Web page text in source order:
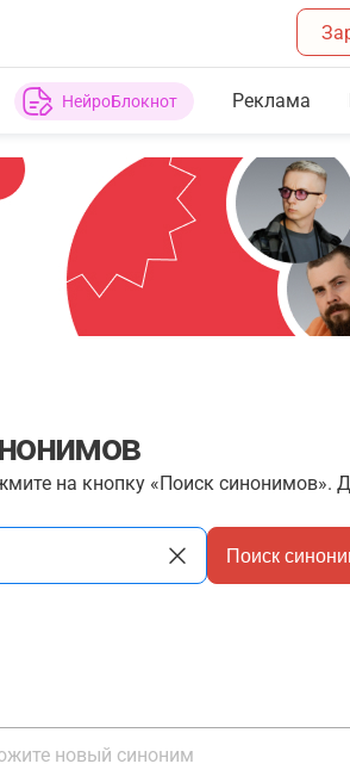
НейроБлокнот Реклама
на кнопку «Поиск синонимов».
Поиск